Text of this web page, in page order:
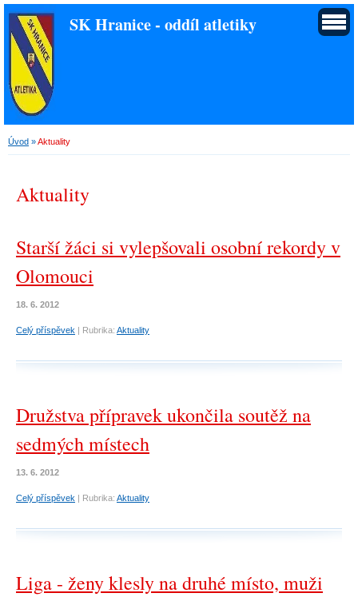
SK Hranice - oddíl atletiky
Úvod »Aktuality
Aktuality
Starší žáci si vylepšovali osobní rekordy v
Olomouci
18. 6. 2012
Celý příspěvek | Rubrika: Aktuality
Družstva přípravek ukončila soutěž na
sedmých místech
13. 6. 2012
Celý příspěvek | Rubrika: Aktuality
Liga - ženy klesly na druhé místo, muži